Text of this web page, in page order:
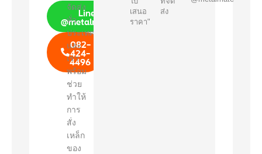
Line
@metalmate
082-
424-
4496
จัดส่ง
ทั่ว
ประเทศ
และ
เรา
พร้อม
ช่วย
ทำให้
การ
สั่ง
เหล็ก
ของ
เสนอ
ราคา"
ส่ง